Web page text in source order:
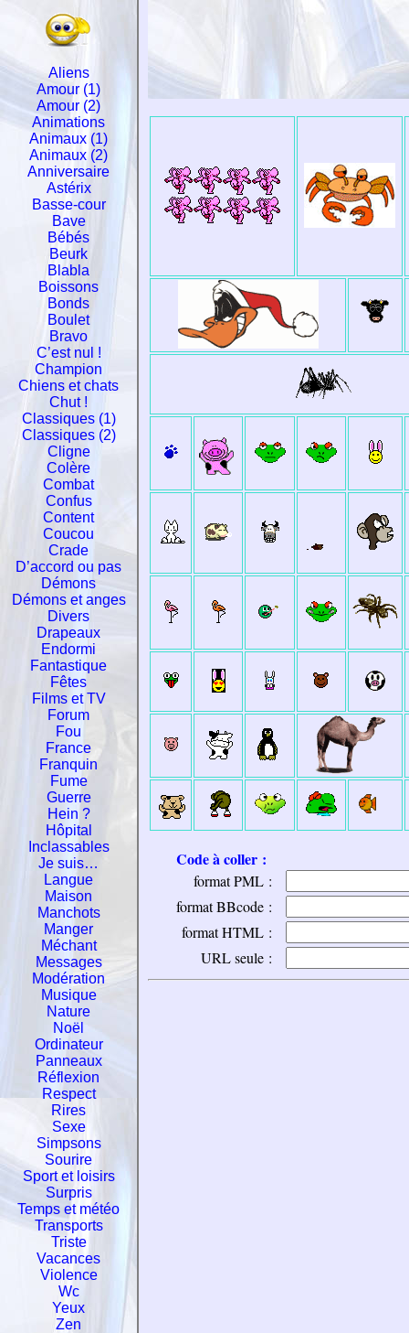
Aliens
Amour (1)
Amour (2)
Animations
Animaux (1)
Animaux (2)
Anniversaire
Astérix
Basse-cour
Bave
Bébés
Beurk
Blabla
Boissons
Bonds
Boulet
Bravo
C’est nul !
Champion
Chiens et chats
Chut !
Classiques (1)
Classiques (2)
Cligne
Colère
Combat
Confus
Content
Coucou
Crade
D’accord ou pas
Démons
Démons et anges
Divers
Drapeaux
Endormi
Fantastique
Fêtes
Films et TV
Forum
Fou
France
Franquin
Fume
Guerre
Hein ?
Hôpital
Inclassables
Je suis…
Langue
Maison
Manchots
Manger
Méchant
Messages
Modération
Musique
Nature
Noël
Ordinateur
Panneaux
Réflexion
Respect
Rires
Sexe
Simpsons
Sourire
Sport et loisirs
Surpris
Temps et météo
Transports
Triste
Vacances
Violence
Wc
Yeux
Zen
Code à coller :
format PML :
format BBcode :
format HTML :
URL seule :